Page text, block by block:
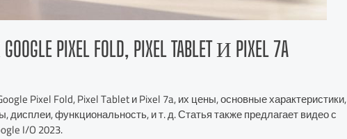
PIXEL FOLD, PIXEL TABLET И PIXEL 7A
Pixel Fold, Pixel Tablet и Pixel 7a, их цены, основные характеристики,
функциональность, и т. д. Статья также предлагает видео с
I/O 2023.